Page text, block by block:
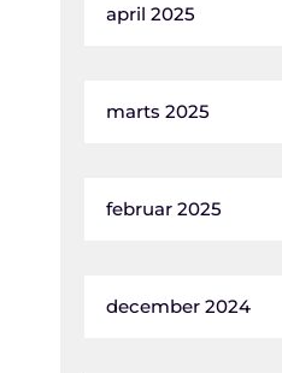
april 2025
marts 2025
februar 2025
december 2024